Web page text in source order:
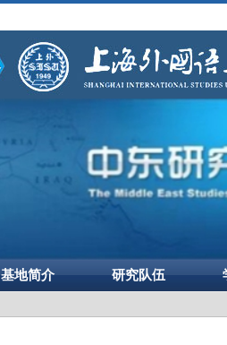
基地简介 研究队伍